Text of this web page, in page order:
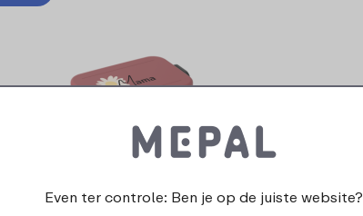
Even ter controle: Ben je op de juiste website?